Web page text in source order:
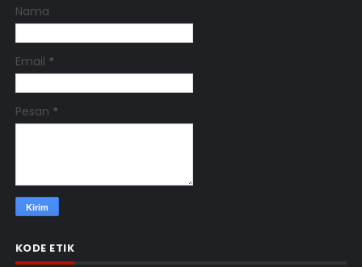
Nama
Email *
Pesan *
KODE ETIK